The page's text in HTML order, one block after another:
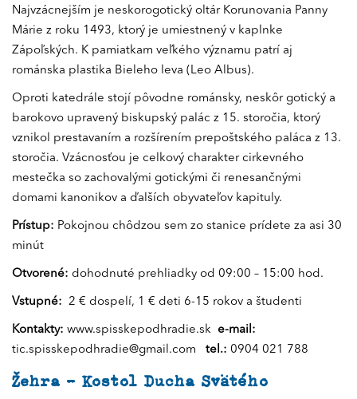
Najvzácnejším je neskorogotický oltár Korunovania Panny
Márie z roku 1493, ktorý je umiestnený v kaplnke
Zápoľských. K pamiatkam veľkého významu patrí aj
románska plastika Bieleho leva (Leo Albus).
Oproti katedrále stojí pôvodne románsky, neskôr gotický a
barokovo upravený biskupský palác z 15. storočia, ktorý
vznikol prestavaním a rozšírením prepoštského paláca z 13.
storočia. Vzácnosťou je celkový charakter cirkevného
mestečka so zachovalými gotickými či renesančnými
domami kanonikov a ďalších obyvateľov kapituly.
Prístup: Pokojnou chôdzou sem zo stanice prídete za asi 30
minút
Otvorené: dohodnuté prehliadky od 09:00 – 15:00 hod.
Vstupné: 2 € dospelí, 1 € deti 6-15 rokov a študenti
Kontakty: www.spisskepodhradie.sk e-mail:
tic.spisskepodhradie@gmail.com tel.: 0904 021 788
Žehra - Kostol Ducha Svätého